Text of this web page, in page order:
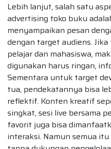
Lebih lanjut, salah satu
advertising toko buku
menyampaikan pesan
dengan target audiens.
pelajar dan mahasiswa,
digunakan harus ringan,
Sementara untuk target
tua, pendekatannya bisa
reflektif. Konten kreatif
singkat, sesi live bersama
favorit juga bisa
interaksi. Namun semua